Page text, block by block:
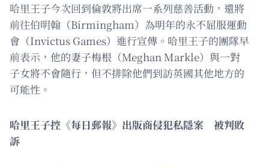
哈里王子今次回到倫敦將出席一系列慈善活動，還將
前往伯明翰（Birmingham）為明年的永不屈服運動
會（Invictus Games）進行宣傳。哈里王子的團隊早
前表示，他的妻子梅根（Meghan Markle）與一對
子女將不會隨行，但不排除他們到訪英國其他地方的
可能性。
哈里王子控《每日郵報》出版商侵犯私隱案 被判敗
訴